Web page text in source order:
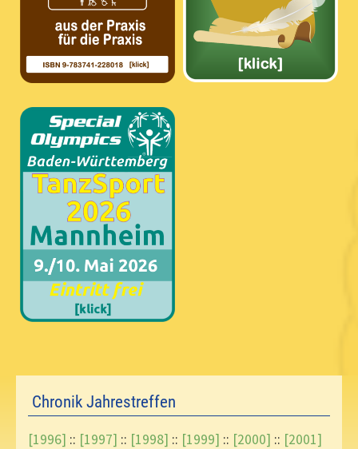
Chronik Jahrestreffen
[1996] :: [1997] :: [1998] :: [1999] :: [2000] :: [2001]